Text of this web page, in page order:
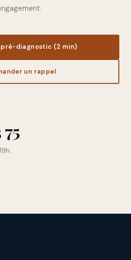
pré-diagnostic (2 min)
un rappel
75